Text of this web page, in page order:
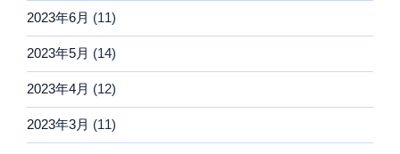
2023年6月 (11)
2023年5月 (14)
2023年4月 (12)
2023年3月 (11)